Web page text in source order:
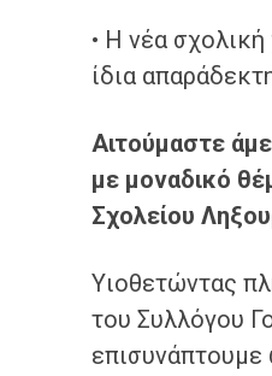
• Η νέα
ίδια
Αιτούμαστε
με μοναδικό
Σχολείου
Υιοθετώντας
του Συλλόγου
επισυνάπτουμε